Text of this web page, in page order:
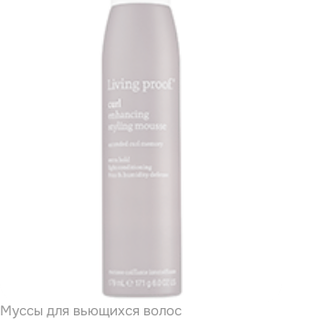
Муссы для вьющихся волос